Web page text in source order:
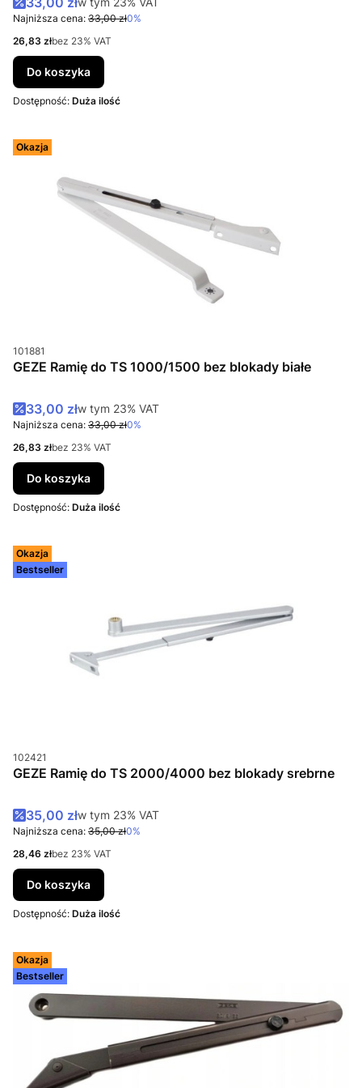
Najniższa cena: 33,00 zł0%
Cena netto
26,83 złbez 23% VAT
Do koszyka
Dostępność: Duża ilość
Okazja
Kod produktu
101881
GEZE Ramię do TS 1000/1500 bez blokady białe
Cena promocyjna brutto
33,00 złw tym %s VAT
w tym 23% VAT
Najniższa cena: 33,00 zł0%
Cena netto
26,83 złbez 23% VAT
Do koszyka
Dostępność: Duża ilość
Okazja
Bestseller
Kod produktu
102421
GEZE Ramię do TS 2000/4000 bez blokady srebrne
Cena promocyjna brutto
35,00 złw tym %s VAT
w tym 23% VAT
Najniższa cena: 35,00 zł0%
Cena netto
28,46 złbez 23% VAT
Do koszyka
Dostępność: Duża ilość
Okazja
Bestseller